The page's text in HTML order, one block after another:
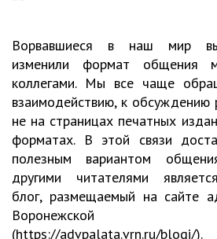
Ворвавшиеся в наш мир
изменили формат общения
коллегами. Мы все чаще
взаимодействию, к обсуждению
не на страницах печатных
форматах. В этой связи
полезным вариантом
другими читателями
блог, размещаемый на сайте
Воронежской
(https://advpalata.vrn.ru/